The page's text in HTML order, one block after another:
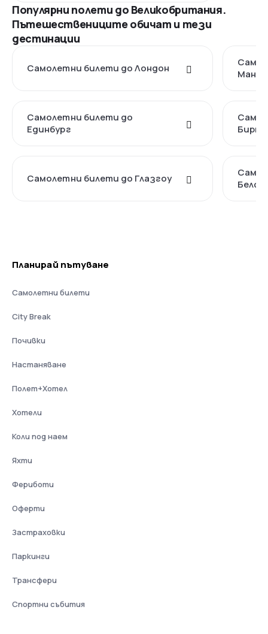
Популярни полети до Великобритания.
Пътешествениците обичат и тези
дестинации
Самолетни билети до Лондон
Самолетни билети до
Единбург
Самолетни билети до Глазгоу
Планирай пътуване
Самолетни билети
City Break
Почивки
Настаняване
Полет+Хотел
Хотели
Коли под наем
Яхти
Фериботи
Оферти
Застраховки
Паркинги
Трансфери
Спортни събития